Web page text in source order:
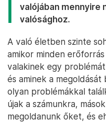
valójában mennyire
valósághoz.
A való életben szinte
amikor minden
valakinek egy
és aminek a
olyan problémákkal
újak a számunkra,
megoldanunk őket, és